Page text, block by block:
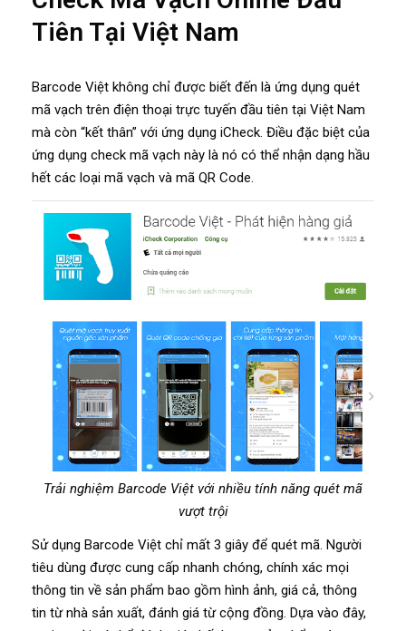
Tiên Tại Việt Nam
Barcode Việt không chỉ được biết đến là ứng dụng quét
mã vạch trên điện thoại trực tuyến đầu tiên tại Việt Nam
mà còn “kết thân” với ứng dụng iCheck. Điều đặc biệt của
ứng dụng check mã vạch này là nó có thể nhận dạng hầu
hết các loại mã vạch và mã QR Code.
Trải nghiệm Barcode Việt với nhiều tính năng quét mã
vượt trội
Sử dụng Barcode Việt chỉ mất 3 giây để quét mã. Người
tiêu dùng được cung cấp nhanh chóng, chính xác mọi
thông tin về sản phẩm bao gồm hình ảnh, giá cả, thông
tin từ nhà sản xuất, đánh giá từ cộng đồng. Dựa vào đây,